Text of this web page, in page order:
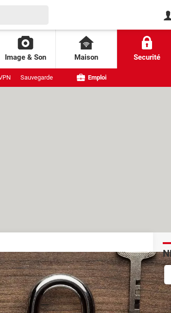
Image & Son Maison Securité
Sauvegarde Emploi